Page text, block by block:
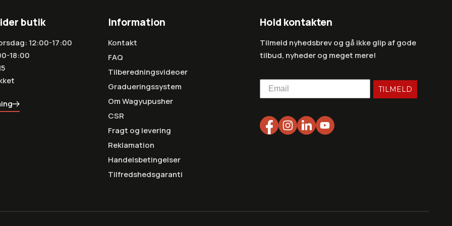
butik
12:00-17:00
18:00
Information
Kontakt
FAQ
Tilberedningsvideoer
Gradueringssystem
Om Wagyupusher
CSR
Fragt og levering
Reklamation
Handelsbetingelser
Tilfredshedsgaranti
Hold kontakten
Tilmeld nyhedsbrev og gå ikke glip af gode
tilbud, nyheder og meget mere!
TILMELD